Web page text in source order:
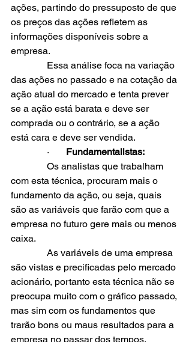
ações, partindo do pressuposto de que
os preços das ações refletem as
informações disponíveis sobre a
empresa.
das ações no passado e na cotação da
ação atual do mercado e tenta prever
se a ação está barata e deve ser
comprada ou o contrário, se a ação
está cara e deve ser vendida.
               ·
Fundamentalistas:
com esta técnica, procuram mais o
fundamento da ação, ou seja, quais
são as variáveis que farão com que a
empresa no futuro gere mais ou menos
caixa.
são vistas e precificadas pelo mercado
acionário, portanto esta técnica não se
preocupa muito com o gráfico passado,
mas sim com os fundamentos que
trarão bons ou maus resultados para a
empresa no passar dos tempos.